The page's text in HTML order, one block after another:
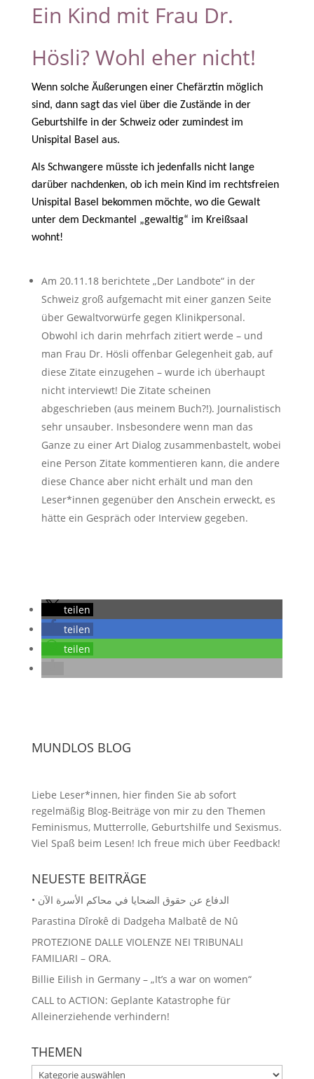
Ein Kind mit Frau Dr.
Hösli? Wohl eher nicht!
Wenn solche Äußerungen einer Chefärztin möglich
sind, dann sagt das viel über die Zustände in der
Geburtshilfe in der Schweiz oder zumindest im
Unispital Basel aus.
Als Schwangere müsste ich jedenfalls nicht lange
darüber nachdenken, ob ich mein Kind im rechtsfreien
Unispital Basel bekommen möchte, wo die Gewalt
unter dem Deckmantel „gewaltig“ im Kreißsaal
wohnt!
Am 20.11.18 berichtete „Der Landbote“ in der
Schweiz groß aufgemacht mit einer ganzen Seite
über Gewaltvorwürfe gegen Klinikpersonal.
Obwohl ich darin mehrfach zitiert werde – und
man Frau Dr. Hösli offenbar Gelegenheit gab, auf
diese Zitate einzugehen – wurde ich überhaupt
nicht interviewt! Die Zitate scheinen
abgeschrieben (aus meinem Buch?!). Journalistisch
sehr unsauber. Insbesondere wenn man das
Ganze zu einer Art Dialog zusammenbastelt, wobei
eine Person Zitate kommentieren kann, die andere
diese Chance aber nicht erhält und man den
Leser*innen gegenüber den Anschein erweckt, es
hätte ein Gespräch oder Interview gegeben.
teilen
teilen
teilen
MUNDLOS BLOG
Liebe Leser*innen, hier finden Sie ab sofort
regelmäßig Blog-Beiträge von mir zu den Themen
Feminismus, Mutterrolle, Geburtshilfe und Sexismus.
Viel Spaß beim Lesen! Ich freue mich über Feedback!
NEUESTE BEITRÄGE
• الدفاع عن حقوق الضحايا في محاكم الأسرة الآن
Parastina Dîrokê di Dadgeha Malbatê de Nû
PROTEZIONE DALLE VIOLENZE NEI TRIBUNALI
FAMILIARI – ORA.
Billie Eilish in Germany – „It’s a war on women“
CALL to ACTION: Geplante Katastrophe für
Alleinerziehende verhindern!
THEMEN
THEMEN